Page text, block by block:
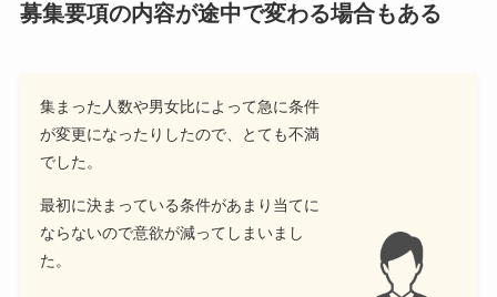
募集要項の内容が途中で変わる場合もある
集まった人数や男女比によって急に条件
が変更になったりしたので、とても不満
でした。
最初に決まっている条件があまり当てに
ならないので意欲が減ってしまいまし
た。